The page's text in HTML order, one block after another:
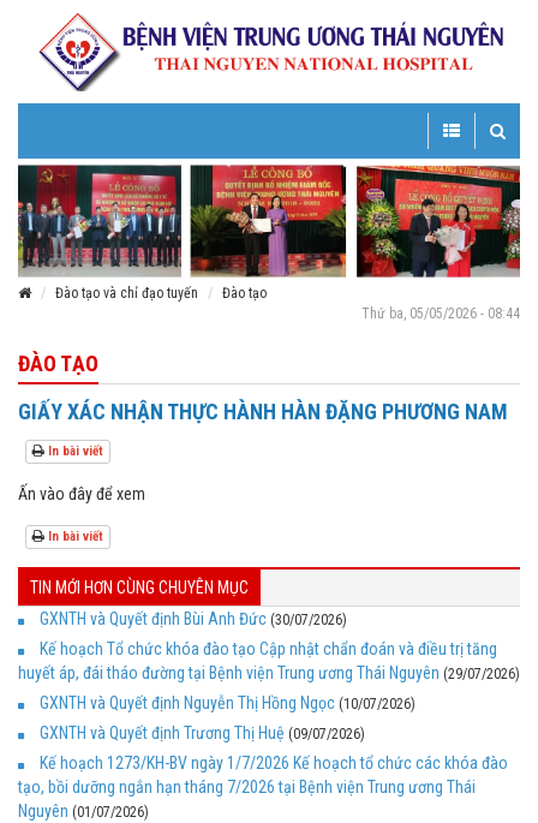
Toggle
Toggle
navigation
Đào tạo và chỉ đạo tuyến
Đào tạo
Thứ ba, 05/05/2026 - 08:44
ĐÀO TẠO
GIẤY XÁC NHẬN THỰC HÀNH HÀN ĐẶNG PHƯƠNG NAM
In bài viết
Ấn vào đây để xem
In bài viết
TIN MỚI HƠN CÙNG CHUYÊN MỤC
GXNTH và Quyết định Bùi Anh Đức (30/07/2026)
Kế hoạch Tổ chức khóa đào tạo Cập nhật chẩn đoán và điều trị tăng
huyết áp, đái tháo đường tại Bệnh viện Trung ương Thái Nguyên (29/07/2026)
GXNTH và Quyết định Nguyễn Thị Hồng Ngọc (10/07/2026)
GXNTH và Quyết định Trương Thị Huệ (09/07/2026)
Kế hoạch 1273/KH-BV ngày 1/7/2026 Kế hoạch tổ chức các khóa đào
tạo, bồi dưỡng ngắn hạn tháng 7/2026 tại Bệnh viện Trung ương Thái
Nguyên (01/07/2026)